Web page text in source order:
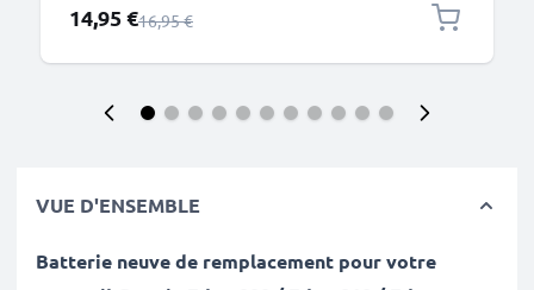
Prix spécial
14,95 €Prix normal
16,95 €
VUE D'ENSEMBLE
Batterie neuve de remplacement pour votre